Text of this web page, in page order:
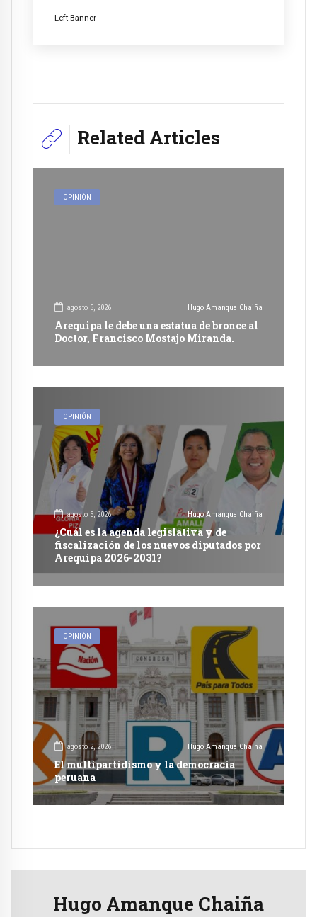
Left Banner
Related Articles
OPINIÓN
agosto 5, 2026 Hugo Amanque Chaiña
Arequipa le debe una estatua de bronce al
Doctor, Francisco Mostajo Miranda.
OPINIÓN
agosto 5, 2026 Hugo Amanque Chaiña
¿Cuál es la agenda legislativa y de
fiscalización de los nuevos diputados por
Arequipa 2026-2031?
OPINIÓN
agosto 2, 2026 Hugo Amanque Chaiña
El multipartidismo y la democracia
peruana
Hugo Amanque Chaiña